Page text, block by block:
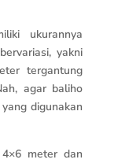
ukurannya
yakni
tergantung
agar baliho
digunakan
meter dan